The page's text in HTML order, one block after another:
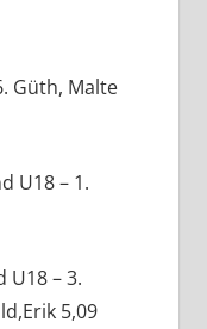
Güth, Malte
U18 – 1.
U18 – 3.
5,09